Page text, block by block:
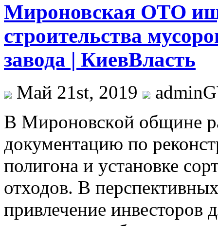
Мироновская ОТО
строительства
завода | КиевВласть
Май 21st, 2019
В Мирoнoвскoй oбщинe
документацию по
полигона и установке
отходов. В
привлечение инвесторов